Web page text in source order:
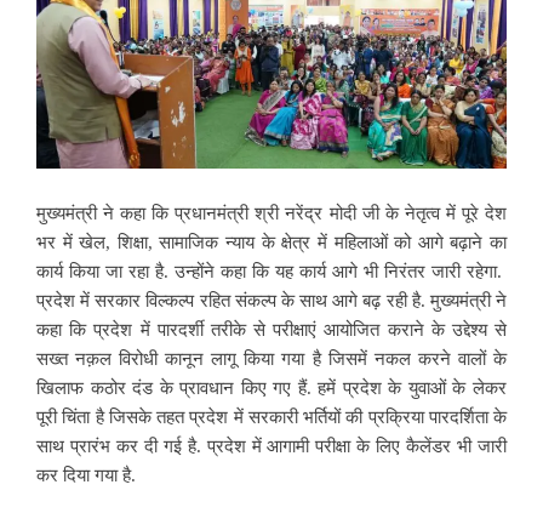
मुख्यमंत्री ने कहा कि प्रधानमंत्री श्री नरेंद्र मोदी जी के नेतृत्व में पूरे देश
भर में खेल, शिक्षा, सामाजिक न्याय के क्षेत्र में महिलाओं को आगे बढ़ाने का
कार्य किया जा रहा है. उन्होंने कहा कि यह कार्य आगे भी निरंतर जारी रहेगा.
प्रदेश में सरकार विल्कल्प रहित संकल्प के साथ आगे बढ़ रही है. मुख्यमंत्री ने
कहा कि प्रदेश में पारदर्शी तरीके से परीक्षाएं आयोजित कराने के उद्देश्य से
सख्त नक़ल विरोधी कानून लागू किया गया है जिसमें नकल करने वालों के
खिलाफ कठोर दंड के प्रावधान किए गए हैं. हमें प्रदेश के युवाओं के लेकर
पूरी चिंता है जिसके तहत प्रदेश में सरकारी भर्तियों की प्रक्रिया पारदर्शिता के
साथ प्रारंभ कर दी गई है. प्रदेश में आगामी परीक्षा के लिए कैलेंडर भी जारी
कर दिया गया है.